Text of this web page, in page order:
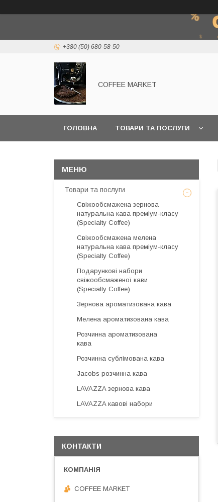
+380 (50) 680-58-50
COFFEE MARKET
ГОЛОВНА ТОВАРИ ТА ПОСЛУГИ
Товари та послуги
Свіжообсмажена зернова
натуральна кава преміум-класу
(Specialty Coffee)
Свіжообсмажена мелена
натуральна кава преміум-класу
(Specialty Coffee)
Подарункові набори
свіжообсмаженої кави
(Specialty Coffee)
Зернова ароматизована кава
Мелена ароматизована кава
Розчинна ароматизована
кава
Розчинна сублімована кава
Jacobs розчинна кава
LAVAZZA зернова кава
LAVAZZA кавові набори
КОНТАКТИ
COFFEE MARKET